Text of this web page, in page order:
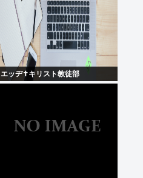
エッヂ✝️キリスト教徒部